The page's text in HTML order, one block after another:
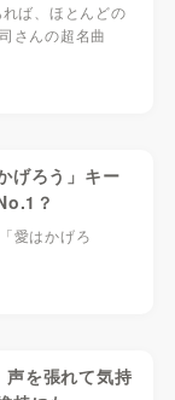
ば、ほとんどの
さんの超名曲
げろう」キー
？
愛はかげろ
声を張れて気持